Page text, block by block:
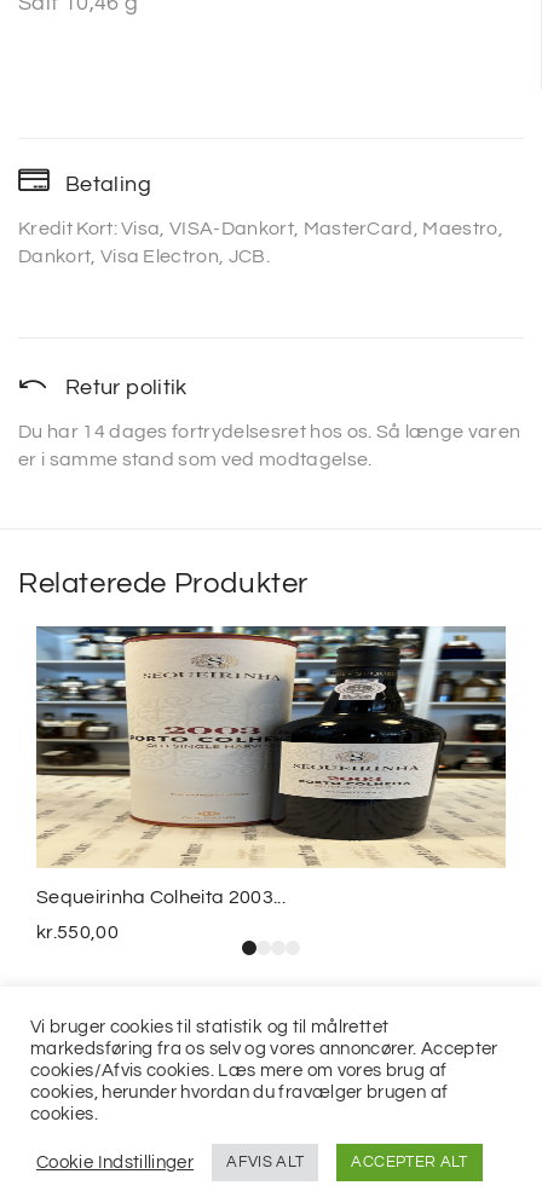
Betaling
Kredit Kort: Visa, VISA-Dankort, MasterCard, Maestro,
Dankort, Visa Electron, JCB.
Retur politik
Du har 14 dages fortrydelsesret hos os. Så længe varen
er i samme stand som ved modtagelse.
Relaterede Produkter
Sequeirinha Colheita 2003...
kr.550,00
Vi bruger cookies til statistik og til målrettet
markedsføring fra os selv og vores annoncører. Accepter
cookies/Afvis cookies. Læs mere om vores brug af
cookies, herunder hvordan du fravælger brugen af
cookies.
Cookie Indstillinger AFVIS ALT ACCEPTER ALT